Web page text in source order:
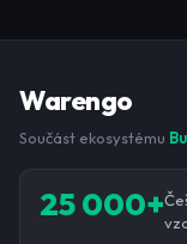
Warengo
Součást ekosystému
25 000+